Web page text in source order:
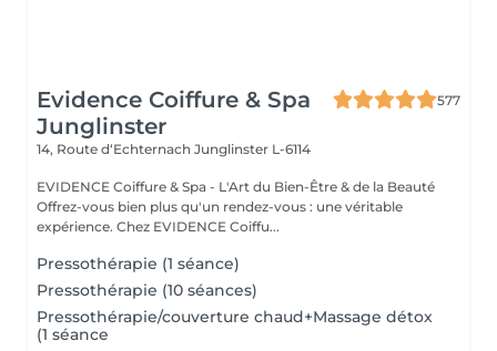
Evidence Coiffure & Spa
Junglinster
577
14, Route d‘Echternach Junglinster L-6114
EVIDENCE Coiffure & Spa - L'Art du Bien-Être & de la Beauté
Offrez-vous bien plus qu'un rendez-vous : une véritable
expérience. Chez EVIDENCE Coiffu...
Pressothérapie (1 séance)
Pressothérapie (10 séances)
Pressothérapie/couverture chaud+Massage détox
(1 séance